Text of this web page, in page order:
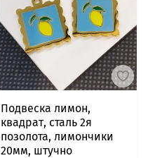
Подвеска лимон,
квадрат, сталь 2я
позолота, лимончики
20мм, штучно